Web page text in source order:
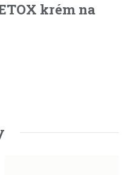
krém na